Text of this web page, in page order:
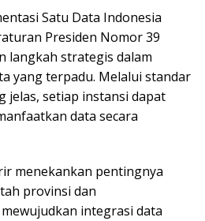
Satu Data Indonesia
Presiden Nomor 39
langkah strategis dalam
yang terpadu. Melalui standar
jelas, setiap instansi dapat
data secara
menekankan pentingnya
provinsi dan
integrasi data